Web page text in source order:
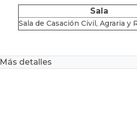
Sala
Sala de Casación Civil, Agraria y
Más detalles